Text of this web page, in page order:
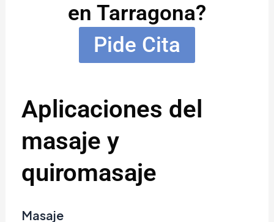
en Tarragona?
Pide Cita
Aplicaciones del
masaje y
quiromasaje
Masaje